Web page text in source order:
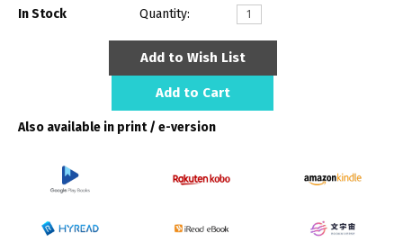
In Stock Quantity:
Add to Wish List
Add to Cart
Also available in print / e-version